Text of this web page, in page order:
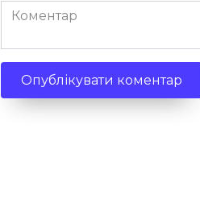
Коментар